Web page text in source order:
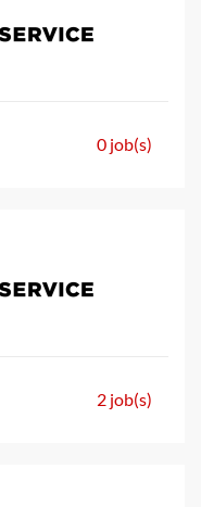
0 job(s)
2 job(s)